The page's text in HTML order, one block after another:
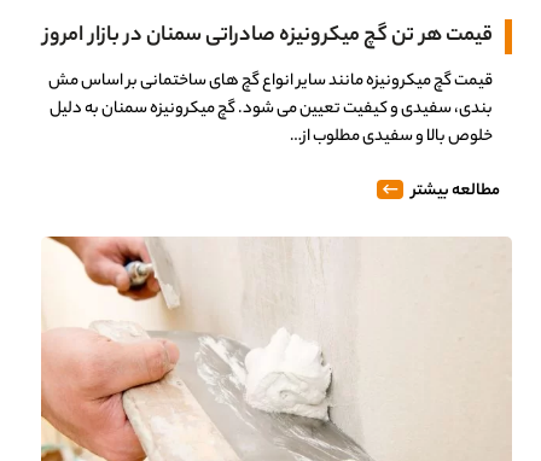
قیمت هر تن گچ میکرونیزه صادراتی سمنان در بازار امروز
قیمت گچ میکرونیزه مانند سایر انواع گچ های ساختمانی بر اساس مش
بندی، سفیدی و کیفیت تعیین می شود. گچ میکرونیزه سمنان به دلیل
خلوص بالا و سفیدی مطلوب از…
مطالعه بیشتر